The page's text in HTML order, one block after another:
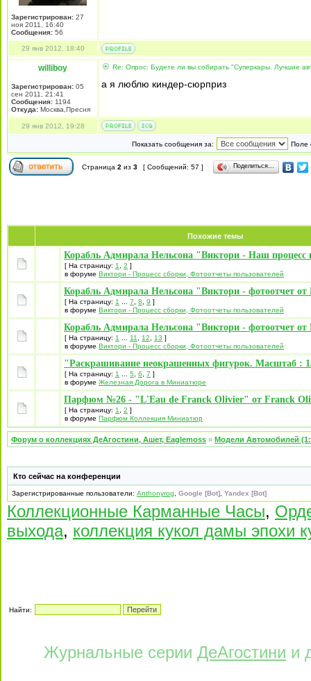
Зарегистрирован: 27
ноя 2011, 16:40
Сообщения: 56
29 янв 2012, 18:40
williboy
Зарегистрирован: 05
сен 2011, 21:41
Сообщения: 1194
Откуда: Москва,Пресня
Re: Опрос: Будете ли вы собирать "Суперкары. Лучшие
а я люблю киндер-сюрприз
29 янв 2012, 19:28
Показать сообщения за: Поле
Страница 2 из 3 [ Сообщений: 57 ] Поделиться…
Похожие темы
Корабль Адмирала Нельсона "Виктори - Наш процесс
[ На страницу: 1 2 ]
в форуме Виктори - Процесс сборки, Фотоотчеты пользователей
Корабль Адмирала Нельсона "Виктори - фотоотчет от
[ На страницу: 1 7 8 9 ]
в форуме Виктори - Процесс сборки, Фотоотчеты пользователей
Корабль Адмирала Нельсона "Виктори - фотоотчет от
[ На страницу: 1 11 12 13 ]
в форуме Виктори - Процесс сборки, Фотоотчеты пользователей
"Раскрашивание неокрашенных фигурок. Масштаб :
[ На страницу: 1 5 6 7 ]
в форуме Железная Дорога в Миниатюре
Парфюм №26 - "L'Eau de Franck Olivier" от Franck
[ На страницу: 1 2 ]
в форуме Парфюм Коллекция Миниатюр
Форум о коллекциях ДеАгостини, Ашет, Eaglemoss » Модели Автомобилей
Кто сейчас на конференции
Зарегистрированные пользователи: Anthonyrog Google [Bot] Yandex [Bot]
Коллекционные Карманные Часы,
выхода, коллекция кукол дамы эпохи
Найти:
Журнальные серии ДеАгостини и